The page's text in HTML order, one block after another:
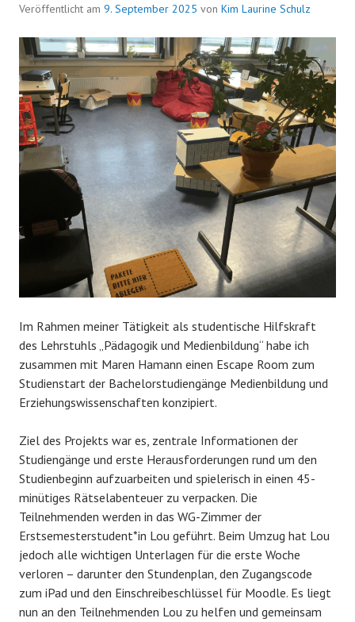
Veröffentlicht am 9. September 2025 von Kim Laurine Schulz
Im Rahmen meiner Tätigkeit als studentische Hilfskraft
des Lehrstuhls „Pädagogik und Medienbildung“ habe ich
zusammen mit Maren Hamann einen Escape Room zum
Studienstart der Bachelorstudiengänge Medienbildung und
Erziehungswissenschaften konzipiert.
Ziel des Projekts war es, zentrale Informationen der
Studiengänge und erste Herausforderungen rund um den
Studienbeginn aufzuarbeiten und spielerisch in einen 45-
minütiges Rätselabenteuer zu verpacken. Die
Teilnehmenden werden in das WG-Zimmer der
Erstsemesterstudent*in Lou geführt. Beim Umzug hat Lou
jedoch alle wichtigen Unterlagen für die erste Woche
verloren – darunter den Stundenplan, den Zugangscode
zum iPad und den Einschreibeschlüssel für Moodle. Es liegt
nun an den Teilnehmenden Lou zu helfen und gemeinsam